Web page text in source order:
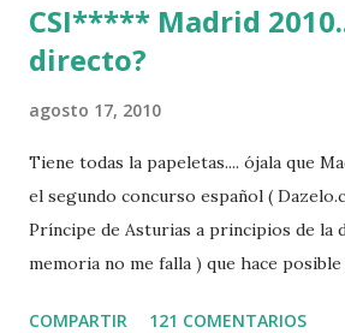
CSI***** Madrid
directo?
agosto 17, 2010
Tiene todas la papeletas.... ójala que
el segundo concurso español (
Príncipe de Asturias a principios de la
memoria no me falla ) que hace
COMPARTIR 121 COMENTARIOS